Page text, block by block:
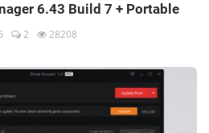
6.43 Build 7 + Portable
2 28208